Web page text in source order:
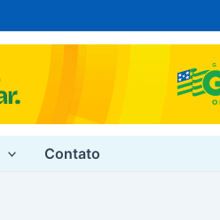
Contato